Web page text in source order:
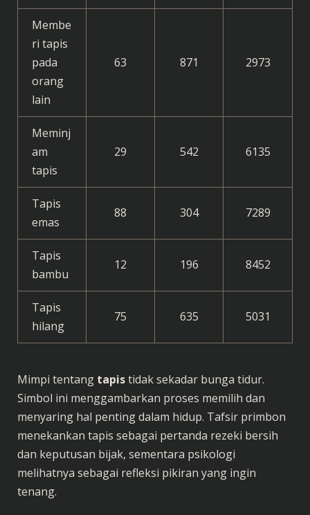
Membe
ri tapis
pada
orang
lain
63 871 2973
Meminj
am
tapis
29 542 6135
Tapis
emas
88 304 7289
Tapis
bambu
12 196 8452
Tapis
hilang
75 635 5031
Mimpi tentang tapistidak sekadar bunga tidur.
Simbol ini menggambarkan proses memilih dan
menyaring hal penting dalam hidup. Tafsir primbon
menekankan tapis sebagai pertanda rezeki bersih
dan keputusan bijak, sementara psikologi
melihatnya sebagai refleksi pikiran yang ingin
tenang.